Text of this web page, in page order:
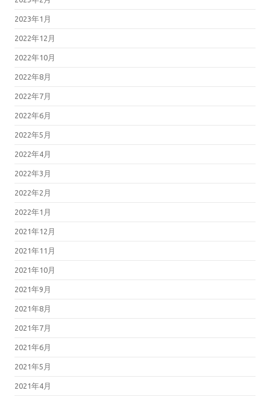
2023年1月
2022年12月
2022年10月
2022年8月
2022年7月
2022年6月
2022年5月
2022年4月
2022年3月
2022年2月
2022年1月
2021年12月
2021年11月
2021年10月
2021年9月
2021年8月
2021年7月
2021年6月
2021年5月
2021年4月